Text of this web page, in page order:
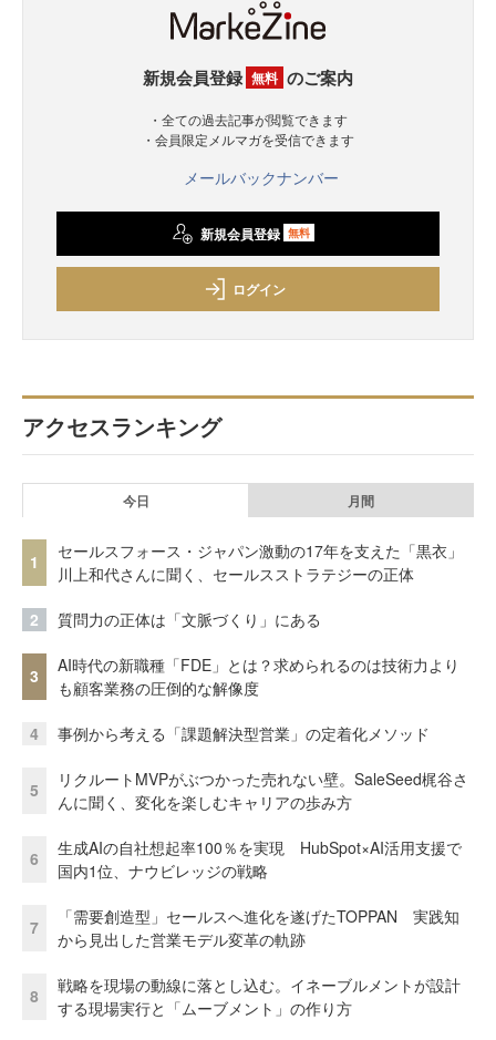
新規会員登録 無料 のご案内
・全ての過去記事が閲覧できます
・会員限定メルマガを受信できます
メールバックナンバー
新規会員登録 無料
ログイン
アクセスランキング
今日 月間
1
セールスフォース・ジャパン激動の17年を支えた「黒衣」
川上和代さんに聞く、セールスストラテジーの正体
2 質問力の正体は「文脈づくり」にある
3
AI時代の新職種「FDE」とは？求められるのは技術力より
も顧客業務の圧倒的な解像度
4 事例から考える「課題解決型営業」の定着化メソッド
5
リクルートMVPがぶつかった売れない壁。SaleSeed梶谷さ
んに聞く、変化を楽しむキャリアの歩み方
6
生成AIの自社想起率100％を実現 HubSpot×AI活用支援で
国内1位、ナウビレッジの戦略
7
「需要創造型」セールスへ進化を遂げたTOPPAN 実践知
から見出した営業モデル変革の軌跡
8
戦略を現場の動線に落とし込む。イネーブルメントが設計
する現場実行と「ムーブメント」の作り方